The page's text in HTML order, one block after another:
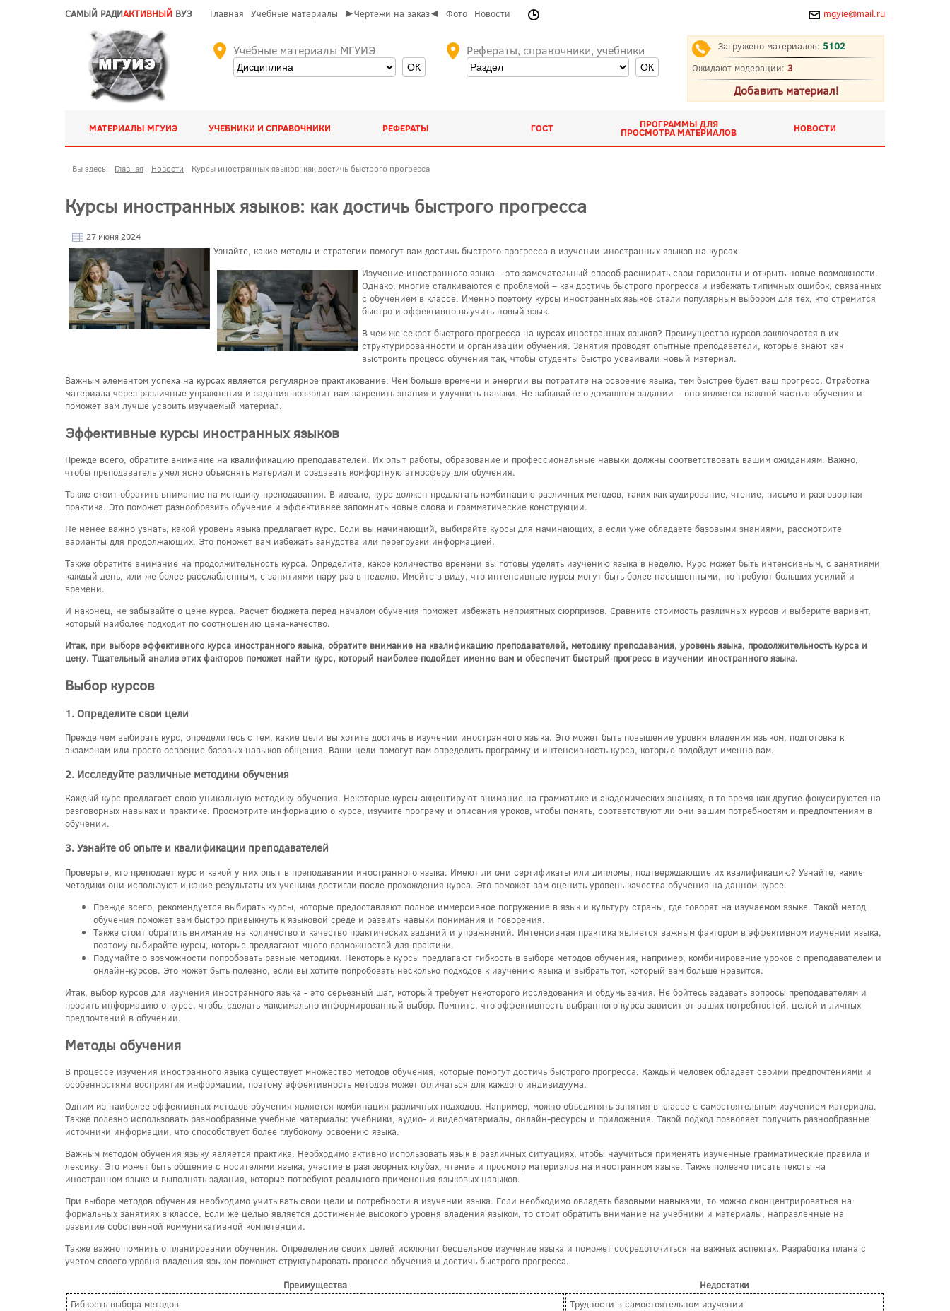
САМЫЙ РАДИАКТИВНЫЙ ВУЗ Главная Учебные материалы ►Чертежи на заказ◄ Фото Новости mgyie@mail.ru
Учебные материалы МГУИЭ Рефераты, справочники, учебники Загружено материалов: 5102
Ожидают модерации: 3
Добавить материал!
МАТЕРИАЛЫ МГУИЭ УЧЕБНИКИ И СПРАВОЧНИКИ РЕФЕРАТЫ ГОСТ ПРОГРАММЫ ДЛЯ
ПРОСМОТРА МАТЕРИАЛОВ НОВОСТИ
Вы здесь: Главная Новости Курсы иностранных языков: как достичь быстрого прогресса
Курсы иностранных языков: как достичь быстрого прогресса
27 июня 2024
Узнайте, какие методы и стратегии помогут вам достичь быстрого прогресса в изучении иностранных языков на курсах
Изучение иностранного языка – это замечательный способ расширить свои горизонты и открыть новые возможности.
Однако, многие сталкиваются с проблемой – как достичь быстрого прогресса и избежать типичных ошибок, связанных
с обучением в классе. Именно поэтому курсы иностранных языков стали популярным выбором для тех, кто стремится
быстро и эффективно выучить новый язык.
В чем же секрет быстрого прогресса на курсах иностранных языков? Преимущество курсов заключается в их
структурированности и организации обучения. Занятия проводят опытные преподаватели, которые знают как
выстроить процесс обучения так, чтобы студенты быстро усваивали новый материал.
Важным элементом успеха на курсах является регулярное практикование. Чем больше времени и энергии вы потратите на освоение языка, тем быстрее будет ваш прогресс. Отработка
материала через различные упражнения и задания позволит вам закрепить знания и улучшить навыки. Не забывайте о домашнем задании – оно является важной частью обучения и
поможет вам лучше усвоить изучаемый материал.
Эффективные курсы иностранных языков
Прежде всего, обратите внимание на квалификацию преподавателей. Их опыт работы, образование и профессиональные навыки должны соответствовать вашим ожиданиям. Важно,
чтобы преподаватель умел ясно объяснять материал и создавать комфортную атмосферу для обучения.
Также стоит обратить внимание на методику преподавания. В идеале, курс должен предлагать комбинацию различных методов, таких как аудирование, чтение, письмо и разговорная
практика. Это поможет разнообразить обучение и эффективнее запомнить новые слова и грамматические конструкции.
Не менее важно узнать, какой уровень языка предлагает курс. Если вы начинающий, выбирайте курсы для начинающих, а если уже обладаете базовыми знаниями, рассмотрите
варианты для продолжающих. Это поможет вам избежать занудства или перегрузки информацией.
Также обратите внимание на продолжительность курса. Определите, какое количество времени вы готовы уделять изучению языка в неделю. Курс может быть интенсивным, с занятиями
каждый день, или же более расслабленным, с занятиями пару раз в неделю. Имейте в виду, что интенсивные курсы могут быть более насыщенными, но требуют больших усилий и
времени.
И наконец, не забывайте о цене курса. Расчет бюджета перед началом обучения поможет избежать неприятных сюрпризов. Сравните стоимость различных курсов и выберите вариант,
который наиболее подходит по соотношению цена-качество.
Итак, при выборе эффективного курса иностранного языка, обратите внимание на квалификацию преподавателей, методику преподавания, уровень языка, продолжительность курса и
цену. Тщательный анализ этих факторов поможет найти курс, который наиболее подойдет именно вам и обеспечит быстрый прогресс в изучении иностранного языка.
Выбор курсов
1. Определите свои цели
Прежде чем выбирать курс, определитесь с тем, какие цели вы хотите достичь в изучении иностранного языка. Это может быть повышение уровня владения языком, подготовка к
экзаменам или просто освоение базовых навыков общения. Ваши цели помогут вам определить программу и интенсивность курса, которые подойдут именно вам.
2. Исследуйте различные методики обучения
Каждый курс предлагает свою уникальную методику обучения. Некоторые курсы акцентируют внимание на грамматике и академических знаниях, в то время как другие фокусируются на
разговорных навыках и практике. Просмотрите информацию о курсе, изучите програму и описания уроков, чтобы понять, соответствуют ли они вашим потребностям и предпочтениям в
обучении.
3. Узнайте об опыте и квалификации преподавателей
Проверьте, кто преподает курс и какой у них опыт в преподавании иностранного языка. Имеют ли они сертификаты или дипломы, подтверждающие их квалификацию? Узнайте, какие
методики они используют и какие результаты их ученики достигли после прохождения курса. Это поможет вам оценить уровень качества обучения на данном курсе.
Прежде всего, рекомендуется выбирать курсы, которые предоставляют полное иммерсивное погружение в язык и культуру страны, где говорят на изучаемом языке. Такой метод
обучения поможет вам быстро привыкнуть к языковой среде и развить навыки понимания и говорения.
Также стоит обратить внимание на количество и качество практических заданий и упражнений. Интенсивная практика является важным фактором в эффективном изучении языка,
поэтому выбирайте курсы, которые предлагают много возможностей для практики.
Подумайте о возможности попробовать разные методики. Некоторые курсы предлагают гибкость в выборе методов обучения, например, комбинирование уроков с преподавателем и
онлайн-курсов. Это может быть полезно, если вы хотите попробовать несколько подходов к изучению языка и выбрать тот, который вам больше нравится.
Итак, выбор курсов для изучения иностранного языка - это серьезный шаг, который требует некоторого исследования и обдумывания. Не бойтесь задавать вопросы преподавателям и
просить информацию о курсе, чтобы сделать максимально информированный выбор. Помните, что эффективность выбранного курса зависит от ваших потребностей, целей и личных
предпочтений в обучении.
Методы обучения
В процессе изучения иностранного языка существует множество методов обучения, которые помогут достичь быстрого прогресса. Каждый человек обладает своими предпочтениями и
особенностями восприятия информации, поэтому эффективность методов может отличаться для каждого индивидуума.
Одним из наиболее эффективных методов обучения является комбинация различных подходов. Например, можно объединять занятия в классе с самостоятельным изучением материала.
Также полезно использовать разнообразные учебные материалы: учебники, аудио- и видеоматериалы, онлайн-ресурсы и приложения. Такой подход позволяет получить разнообразные
источники информации, что способствует более глубокому освоению языка.
Важным методом обучения языку является практика. Необходимо активно использовать язык в различных ситуациях, чтобы научиться применять изученные грамматические правила и
лексику. Это может быть общение с носителями языка, участие в разговорных клубах, чтение и просмотр материалов на иностранном языке. Также полезно писать тексты на
иностранном языке и выполнять задания, которые потребуют реального применения языковых навыков.
При выборе методов обучения необходимо учитывать свои цели и потребности в изучении языка. Если необходимо овладеть базовыми навыками, то можно сконцентрироваться на
формальных занятиях в классе. Если же целью является достижение высокого уровня владения языком, то стоит обратить внимание на учебники и материалы, направленные на
развитие собственной коммуникативной компетенции.
Также важно помнить о планировании обучения. Определение своих целей исключит бесцельное изучение языка и поможет сосредоточиться на важных аспектах. Разработка плана с
учетом своего уровня владения языком поможет структурировать процесс обучения и достичь быстрого прогресса.
Преимущества
Недостатки
Гибкость выбора методов
Трудности в самостоятельном изучении